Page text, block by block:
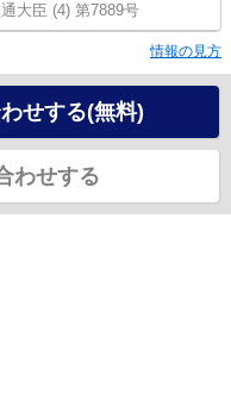
大臣 (4) 第7889号
情報の見方
せする(無料)
わせする